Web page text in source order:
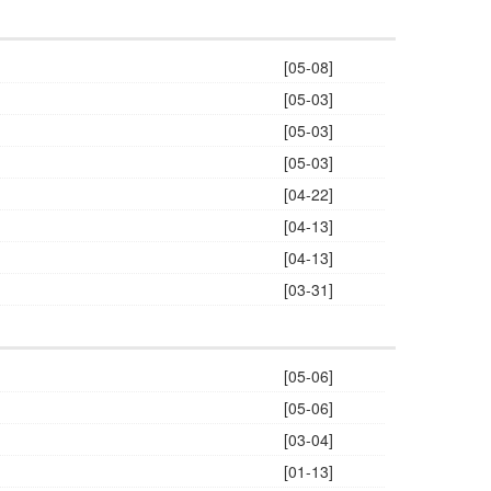
[05-08]
[05-03]
[05-03]
[05-03]
[04-22]
[04-13]
[04-13]
[03-31]
[05-06]
[05-06]
[03-04]
[01-13]